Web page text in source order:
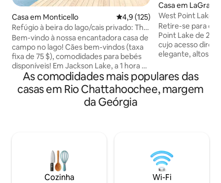
Casa em Monticello Classificação média de 4,9 em
4,9 (125)
Refúgio à beira do lago/cais privado: The
Dogwood Cottage
Bem-vindo à nossa encantadora casa de
campo no lago! Cães bem-vindos (taxa
fixa de 75 $), comodidades para bebés
disponíveis! Em Jackson Lake, a 1 hora de
Atlanta, a nossa casa de campo com
doca privada (com caiaques - dois
adultos e tamanho de uma criança) é o
local perfeito para relaxar. Com
que o fará sentir-se em casa. Por favor,
nada de festas selvagens ou uso de
drogas. Os nossos vizinhos não
merecem ouvir ou cheirar qualquer
Casa em
West Point
privativa e
Retire-se para o
Point Lake de 2
cujo acesso
elegante, altos
privado oferece
para relaxar,
divertir e ter uma
Máquina de✔
Estacionamento ✔
abaixo!
As comodidades mais populares das
casas em Rio Chattahoochee, margem
da Geórgia
Cozinha Wi-Fi